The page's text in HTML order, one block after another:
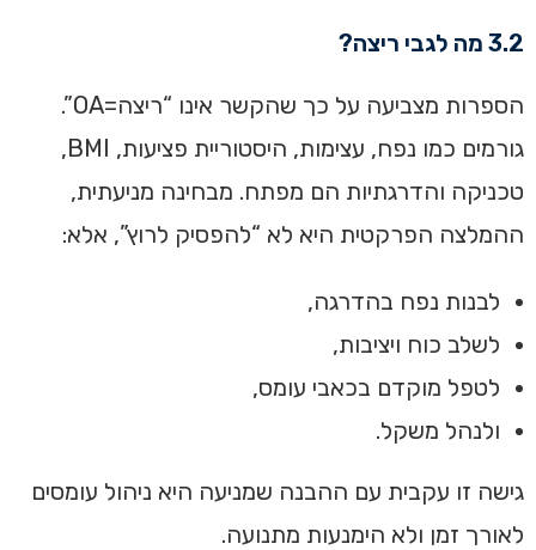
3.2 מה לגבי ריצה?
הספרות מצביעה על כך שהקשר אינו “ריצה=OA”.
גורמים כמו נפח, עצימות, היסטוריית פציעות, BMI,
טכניקה והדרגתיות הם מפתח. מבחינה מניעתית,
ההמלצה הפרקטית היא לא “להפסיק לרוץ”, אלא:
לבנות נפח בהדרגה,
לשלב כוח ויציבות,
לטפל מוקדם בכאבי עומס,
ולנהל משקל.
גישה זו עקבית עם ההבנה שמניעה היא ניהול עומסים
לאורך זמן ולא הימנעות מתנועה.